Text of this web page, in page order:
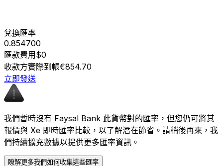
兌換匯率
0.854700
匯款費用$0
收款方實際到帳€854.70
立即發送
我們暫時沒有 Faysal Bank 此貨幣對的匯率，但您仍可將其
報價與 Xe 即時匯率比較，以了解潛在節省。請稍後再來，我
們持續擴充數據以提供更多匯率資訊。
瞭解更多我們如何收集這些匯率